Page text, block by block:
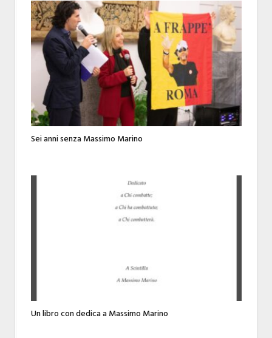
Sei anni senza Massimo Marino
Un libro con dedica a Massimo Marino